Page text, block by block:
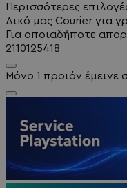
Περισσότερες
Δικό μας Courier για
Για οποιαδήποτε
2110125418
Μόνο 1 προιόν έμεινε